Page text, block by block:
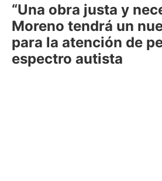
“Una obra justa y
Moreno tendrá un
para la atención de
espectro autista